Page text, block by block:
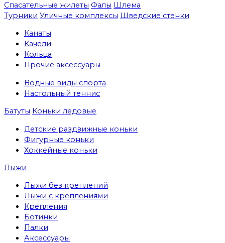
Спасательные жилеты Фалы Шлема
Турники Уличные комплексы Шведские стенки
Канаты
Качели
Кольца
Прочие аксессуары
Водные виды спорта
Настольный теннис
Батуты Коньки ледовые
Детские раздвижные коньки
Фигурные коньки
Хоккейные коньки
Лыжи
Лыжи без креплений
Лыжи с креплениями
Крепления
Ботинки
Палки
Аксессуары